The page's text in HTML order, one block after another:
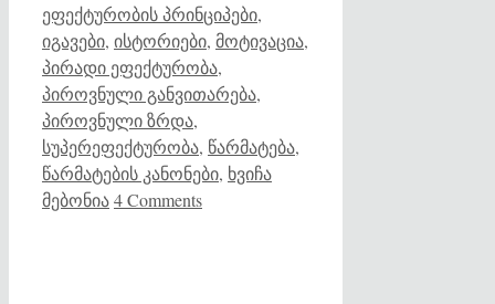
ეფექტურობის პრინციპები,
იგავები, ისტორიები, მოტივაცია,
პირადი ეფექტურობა,
პიროვნული განვითარება,
პიროვნული ზრდა,
სუპერეფექტურობა, წარმატება,
წარმატების კანონები, ხვიჩა
მებონია4 Comments